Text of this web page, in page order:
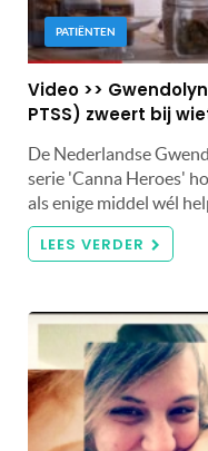
PATIËNTEN
Video >>
PTSS) zweert bij
De Nederlandse
serie 'Canna Heroes'
als enige middel wél
LEES VERDER